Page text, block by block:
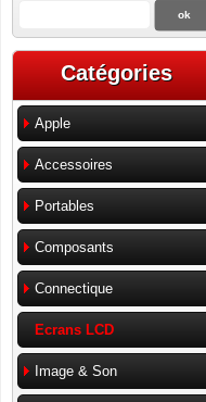
Catégories
Apple
Accessoires
Portables
Composants
Connectique
Ecrans LCD
Image & Son